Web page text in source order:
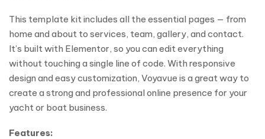
This template kit includes all the essential pages — from
home and about to services, team, gallery, and contact.
It’s built with Elementor, so you can edit everything
without touching a single line of code. With responsive
design and easy customization, Voyavue is a great way to
create a strong and professional online presence for your
yacht or boat business.
Features: